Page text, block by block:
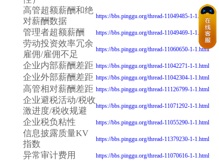
高管超额薪酬和绝
对薪酬数据
https://bbs.pinggu.org/thread-11049485-1-1.html
管理者超额薪酬 https://bbs.pinggu.org/thread-11049469-1-1.html
劳动投资效率冗余
雇佣/雇佣不足
https://bbs.pinggu.org/thread-11060650-1-1.html
企业内部薪酬差距 https://bbs.pinggu.org/thread-11042271-1-1.html
企业外部薪酬差距 https://bbs.pinggu.org/thread-11042304-1-1.html
高管相对薪酬差距 https://bbs.pinggu.org/thread-11126799-1-1.html
企业避税活动/税收
激进度/税收规避
https://bbs.pinggu.org/thread-11071292-1-1.html
企业税负粘性 https://bbs.pinggu.org/thread-11055290-1-1.html
信息披露质量KV
指数
https://bbs.pinggu.org/thread-11379230-1-1.html
异常审计费用 https://bbs.pinggu.org/thread-11070616-1-1.html